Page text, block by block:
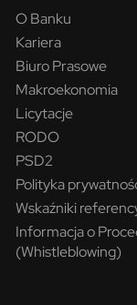
O Banku
Kariera
Biuro Prasowe
Makroekonomia
Licytacje
RODO
PSD2
Polityka
Wskaźniki
Informacja o
(Whistleblowing)